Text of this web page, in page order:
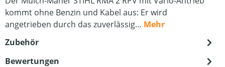
kommt ohne Benzin und Kabel aus: Er wird
angetrieben durch das zuverlässig… Mehr
Zubehör
Bewertungen